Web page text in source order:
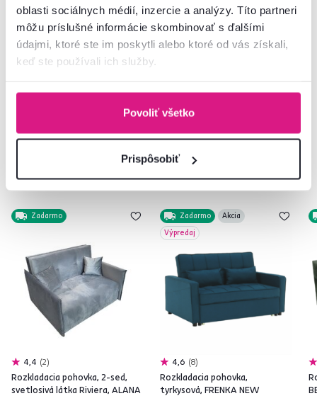
oblasti sociálnych médií, inzercie a analýzy. Títo partneri
môžu príslušné informácie skombinovať s ďalšími
údajmi, ktoré ste im poskytli alebo ktoré od vás získali,
keď ste používali ich služby.
Povoliť všetko
Prispôsobiť
Nenašli ste požadované informácie?
Kontaktujte nás a my vám radi poradíme
02/ 40 100 100
Podobné produkty
Zadarmo
4,4 2
Rozkladacia pohovka, 2-sed,
svetlosivá látka Riviera, ALANA
Zadarmo
Akcia
Výpredaj
4,6 8
Rozkladacia pohovka,
tyrkysová, FRENKA NEW